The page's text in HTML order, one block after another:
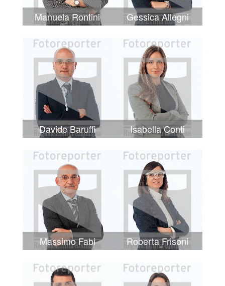
Manuela Rontini Gessica Allegni
Davide Baruffi Isabella Conti
Massimo Fabi Roberta Frisoni